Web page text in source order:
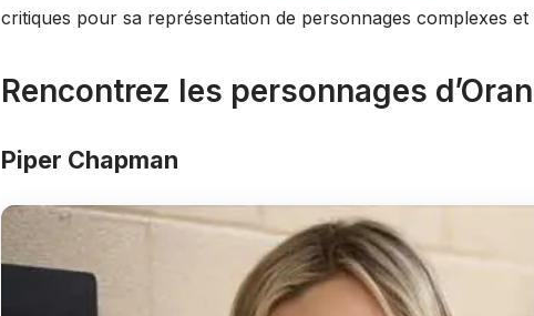
critiques pour sa représentation de personnages complexes
Rencontrez les personnages
Piper Chapman